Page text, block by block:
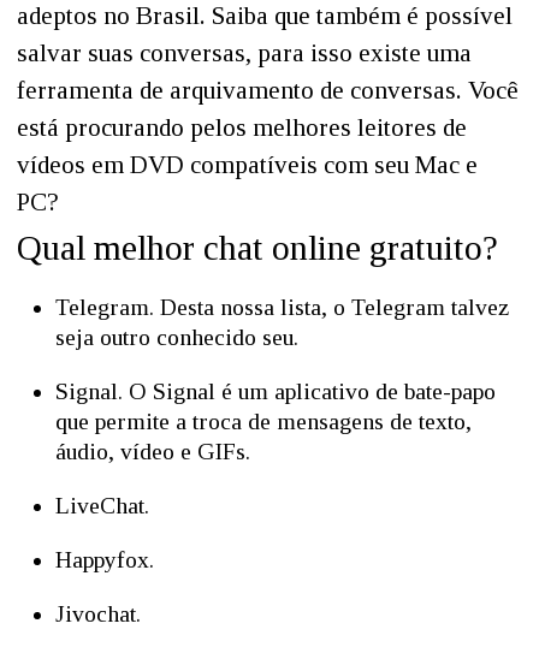
adeptos no Brasil. Saiba que também é possível
salvar suas conversas, para isso existe uma
ferramenta de arquivamento de conversas. Você
está procurando pelos melhores leitores de
vídeos em DVD compatíveis com seu Mac e
PC?
Qual melhor chat online gratuito?
Telegram. Desta nossa lista, o Telegram talvez
seja outro conhecido seu.
Signal. O Signal é um aplicativo de bate-papo
que permite a troca de mensagens de texto,
áudio, vídeo e GIFs.
LiveChat.
Happyfox.
Jivochat.